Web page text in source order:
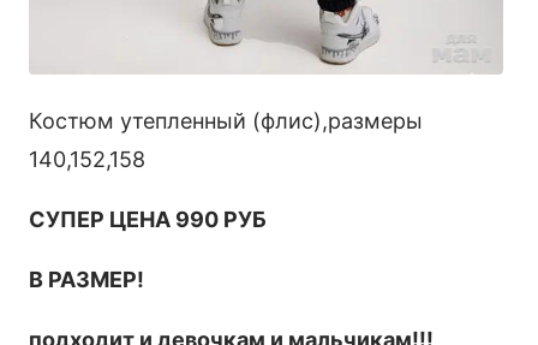
Костюм утепленный (флис),размеры
140,152,158
СУПЕР ЦЕНА 990 РУБ
В РАЗМЕР!
подходит и девочкам и мальчикам!!!